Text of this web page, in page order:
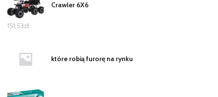
Crawler 6X6
151,53zł
które robią furorę na rynku